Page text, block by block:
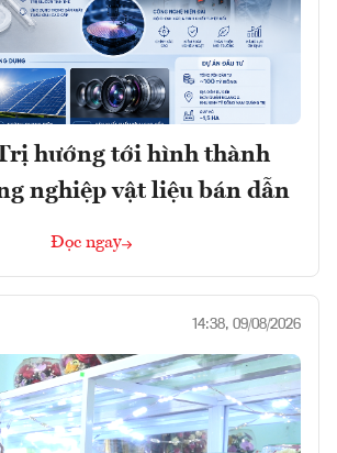
hướng tới hình thành
nghiệp vật liệu bán dẫn
Đọc ngay
14:38, 09/08/2026